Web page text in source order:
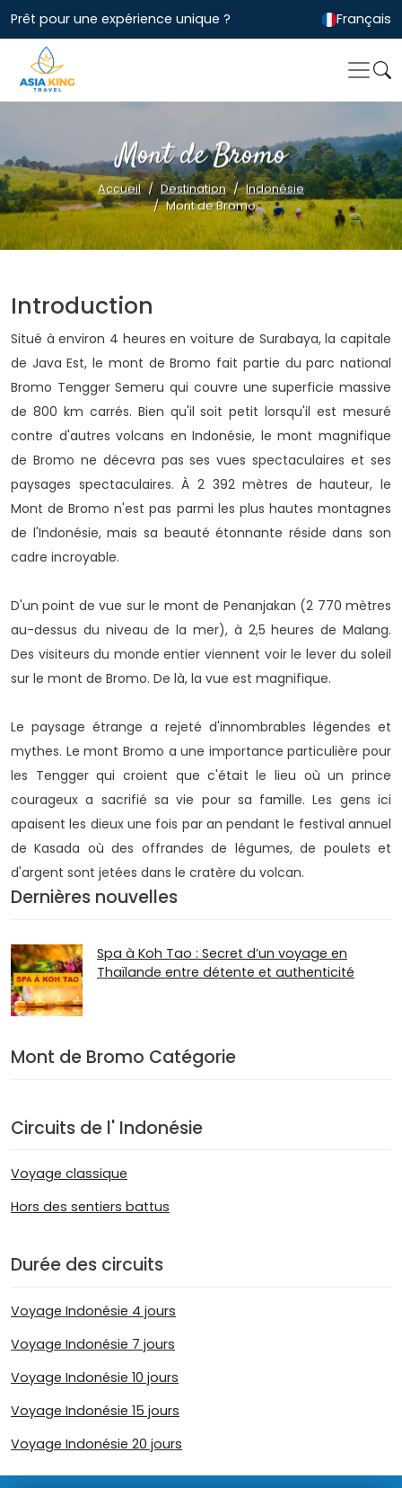
Prêt pour une expérience unique ? Français
Mont de Bromo
Accueil Destination
Indonésie
Mont de Bromo
Introduction
Situé à environ 4 heures en voiture de Surabaya, la capitale
de Java Est, le mont de Bromo fait partie du parc national
Bromo Tengger Semeru qui couvre une superficie massive
de 800 km carrés. Bien qu'il soit petit lorsqu'il est mesuré
contre d'autres volcans en Indonésie, le mont magnifique
de Bromo ne décevra pas ses vues spectaculaires et ses
paysages spectaculaires. À 2 392 mètres de hauteur, le
Mont de Bromo n'est pas parmi les plus hautes montagnes
de l'Indonésie, mais sa beauté étonnante réside dans son
cadre incroyable.
D'un point de vue sur le mont de Penanjakan (2 770 mètres
au-dessus du niveau de la mer), à 2,5 heures de Malang.
Des visiteurs du monde entier viennent voir le lever du soleil
sur le mont de Bromo. De là, la vue est magnifique.
Le paysage étrange a rejeté d'innombrables légendes et
mythes. Le mont Bromo a une importance particulière pour
les Tengger qui croient que c'était le lieu où un prince
courageux a sacrifié sa vie pour sa famille. Les gens ici
apaisent les dieux une fois par an pendant le festival annuel
de Kasada où des offrandes de légumes, de poulets et
d'argent sont jetées dans le cratère du volcan.
Dernières nouvelles
Spa à Koh Tao : Secret d’un voyage en
Thaïlande entre détente et authenticité
Mont de Bromo Catégorie
Circuits de l' Indonésie
Voyage classique
Hors des sentiers battus
Durée des circuits
Voyage Indonésie 4 jours
Voyage Indonésie 7 jours
Voyage Indonésie 10 jours
Voyage Indonésie 15 jours
Voyage Indonésie 20 jours